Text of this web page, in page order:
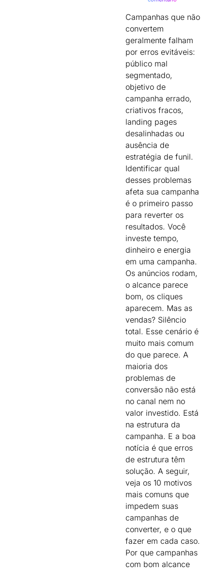
Campanhas que não
convertem
geralmente falham
por erros evitáveis:
público mal
segmentado,
objetivo de
campanha errado,
criativos fracos,
landing pages
desalinhadas ou
ausência de
estratégia de funil.
Identificar qual
desses problemas
afeta sua campanha
é o primeiro passo
para reverter os
resultados. Você
investe tempo,
dinheiro e energia
em uma campanha.
Os anúncios rodam,
o alcance parece
bom, os cliques
aparecem. Mas as
vendas? Silêncio
total. Esse cenário é
muito mais comum
do que parece. A
maioria dos
problemas de
conversão não está
no canal nem no
valor investido. Está
na estrutura da
campanha. E a boa
notícia é que erros
de estrutura têm
solução. A seguir,
veja os 10 motivos
mais comuns que
impedem suas
campanhas de
converter, e o que
fazer em cada caso.
Por que campanhas
com bom alcance